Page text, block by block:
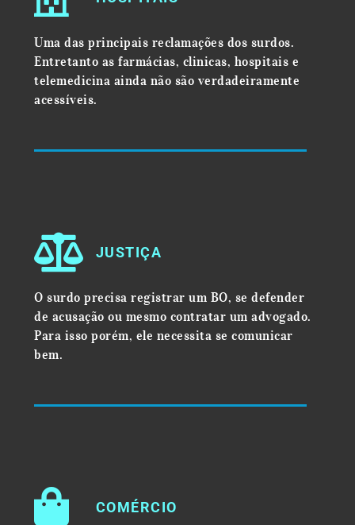
Uma das principais reclamações dos surdos.
Entretanto as farmácias, clinicas, hospitais e
telemedicina ainda não são verdadeiramente
acessíveis.
JUSTIÇA
O surdo precisa registrar um BO, se defender
de acusação ou mesmo contratar um advogado.
Para isso porém, ele necessita se comunicar
bem.
COMÉRCIO